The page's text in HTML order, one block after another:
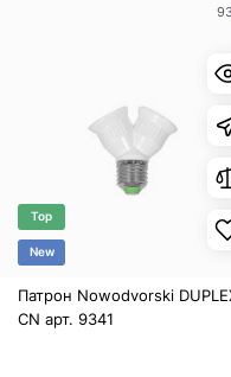
Top
New
Патрон Nowodvorski
CN арт. 9341